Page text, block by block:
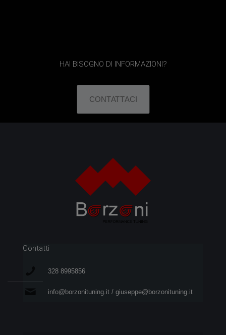
HAI BISOGNO DI INFORMAZIONI?
CONTATTACI
Contatti
328 8995856
info@borzonituning.it / giuseppe@borzonituning.it